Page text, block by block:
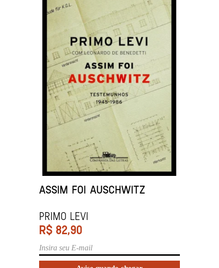
ASSIM FOI AUSCHWITZ
PRIMO LEVI
R$ 82,90